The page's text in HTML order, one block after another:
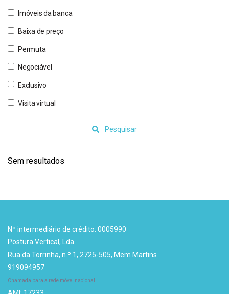
Imóveis da banca
Baixa de preço
Permuta
Negociável
Exclusivo
Visita virtual
Pesquisar
Sem resultados
Nº intermediário de crédito: 0005990
Postura Vertical, Lda.
Rua da Torrinha, n.º 1, 2725-505, Mem Martins
919094957
Chamada para a rede móvel nacional